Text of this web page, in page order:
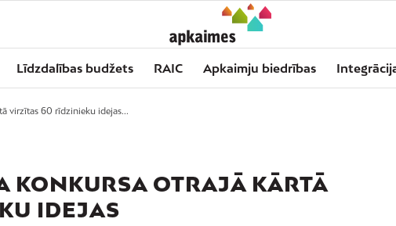
Līdzdalības budžets RAIC Apkaimju biedrības
virzītas 60 rīdzinieku idejas...
KONKURSA OTRAJĀ KĀRTĀ
IDEJAS